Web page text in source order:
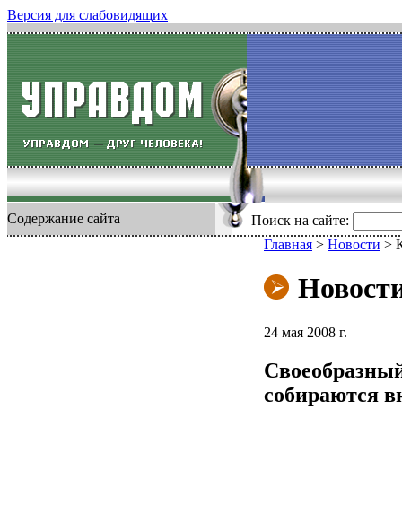
Версия для слабовидящих
Содержание сайта Поиск на сайте:
Главная > Новости >
24 мая 2008 г.
собираются